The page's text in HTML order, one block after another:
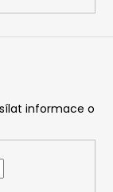
informace o